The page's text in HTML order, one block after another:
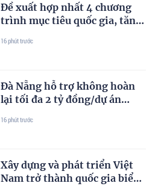
Đề xuất hợp nhất 4 chương
trình mục tiêu quốc gia, tăng
16 phút trước
Đà Nẵng hỗ trợ không hoàn
lại tối đa 2 tỷ đồng/dự án
16 phút trước
Xây dựng và phát triển Việt
Nam trở thành quốc gia biển